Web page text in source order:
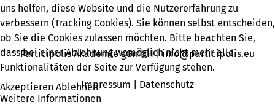
kommunizieren
Participolis Akademie gGmbH |info@participolis.eu
Impressum Datenschutz
uns helfen, diese Website und die Nutzererfahrung zu
verbessern (Tracking Cookies). Sie können selbst entscheiden,
ob Sie die Cookies zulassen möchten. Bitte beachten Sie,
dass bei einer Ablehnung womöglich nicht mehr alle
Funktionalitäten der Seite zur Verfügung stehen.
Akzeptieren Ablehnen
Weitere Informationen